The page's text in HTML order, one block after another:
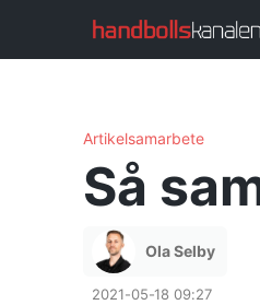
Artikelsamarbete
Så
Ola Selby
2021-05-18 09:27